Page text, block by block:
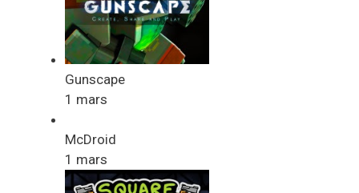
Gunscape
1 mars
McDroid
1 mars